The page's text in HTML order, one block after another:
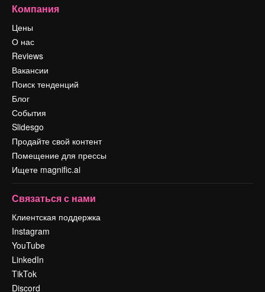
Компания
Цены
О нас
Reviews
Вакансии
Поиск тенденций
Блог
События
Slidesgo
Продайте свой контент
Помещение для прессы
Ищете magnific.ai
Связаться с нами
Клиентская поддержка
Instagram
YouTube
LinkedIn
TikTok
Discord